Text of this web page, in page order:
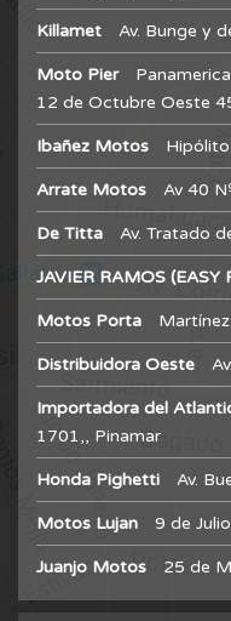
Killamet Av. Bunge y
Moto Pier
12 de Octubre Oeste
Ibañez Motos
Arrate Motos Av 40
De Titta Av. Tratado
JAVIER RAMOS (EASY
Motos Porta
Distribuidora Oeste
Importadora del
1701,, Pinamar
Honda Pighetti Av.
Motos Lujan 9 de
Juanjo Motos 25 de